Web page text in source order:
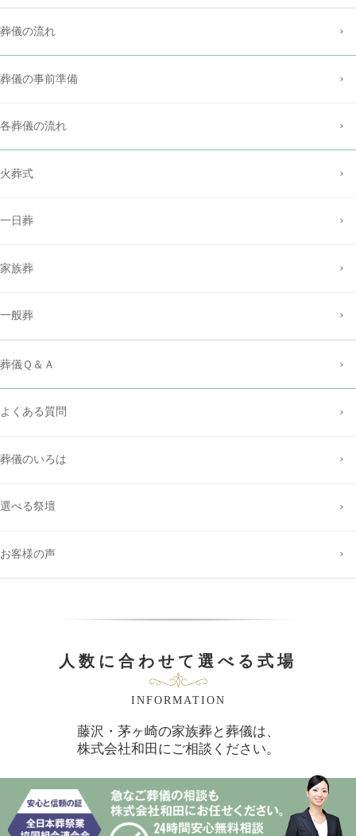
葬儀の流れ
葬儀の事前準備
各葬儀の流れ
火葬式
一日葬
家族葬
一般葬
葬儀Ｑ＆Ａ
よくある質問
葬儀のいろは
選べる祭壇
お客様の声
人数に合わせて選べる式場
INFORMATION
藤沢・茅ヶ崎の家族葬と葬儀は、
株式会社和田にご相談ください。